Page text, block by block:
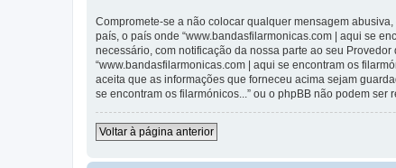
Compromete-se a não colocar qualquer mensagem
país, o país onde “www.bandasfilarmonicas.com | aqui se
necessário, com notificação da nossa parte ao seu
“www.bandasfilarmonicas.com | aqui se encontram os
aceita que as informações que forneceu acima sejam
se encontram os filarmónicos...” ou o phpBB não podem
Voltar à página anterior